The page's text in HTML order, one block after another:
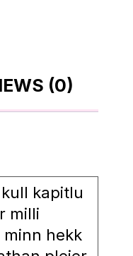
(0)
kapitlu
milli
minn hekk